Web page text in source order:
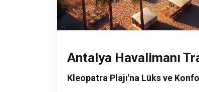
Antalya Havalimanı
Kleopatra Plajı'na Lüks ve